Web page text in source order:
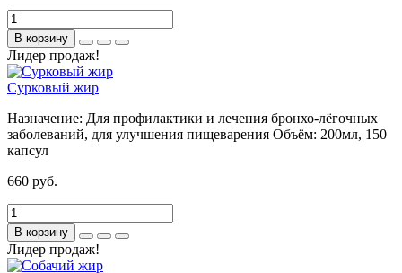
В корзину
Лидер продаж!
Сурковый жир
Назначение: Для профилактики и лечения бронхо-лёгочных
заболеваний, для улучшения пищеварения Объём: 200мл, 150
капсул
660 руб.
В корзину
Лидер продаж!